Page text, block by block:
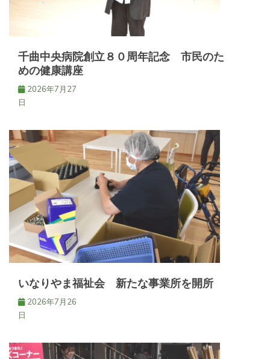
ン
千曲中央病院創立８０周年記念 市民のた
めの健康講座
2026年7月27
日
いなりやま福祉会 新たな事業所を開所
2026年7月26
日